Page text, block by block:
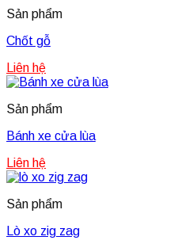
Sản phẩm
Chốt gỗ
Liên hệ
Sản phẩm
Bánh xe cửa lùa
Liên hệ
Sản phẩm
Lò xo zig zag